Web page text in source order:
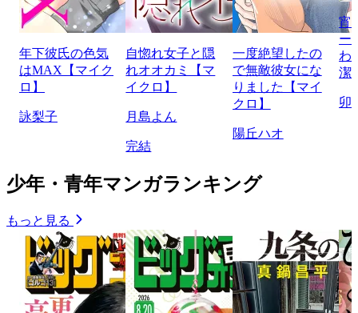
年下彼氏の色気
はMAX【マイク
ロ】
詠梨子
自惚れ女子と隠
れオオカミ【マ
イクロ】
月島よん
完結
一度絶望したの
で無敵彼女にな
りました【マイ
クロ】
陽丘ハオ
宵
ー
わ
潔
卯
少年・青年マンガランキング
もっと見る